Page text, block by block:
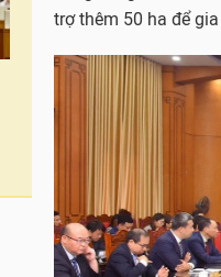
trợ thêm 50 ha để